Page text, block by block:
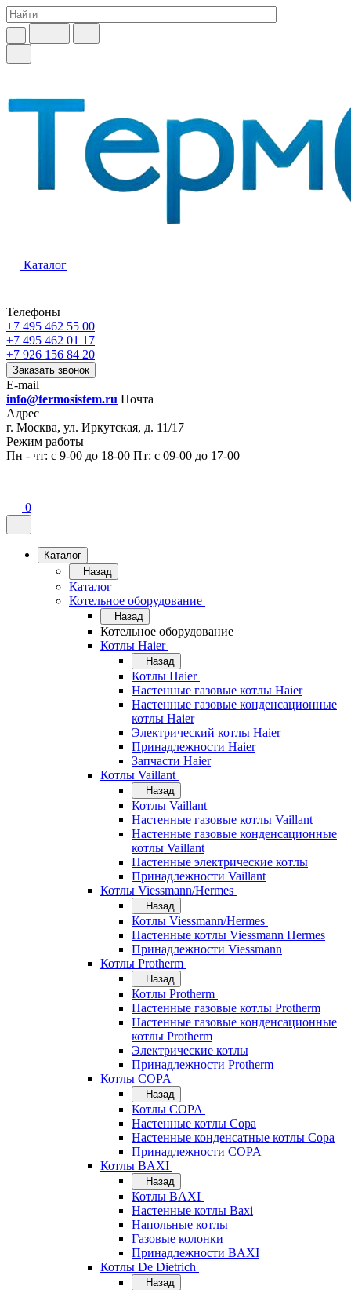
Каталог
Телефоны
+7 495 462 55 00
+7 495 462 01 17
+7 926 156 84 20
Заказать звонок
E-mail
info@termosistem.ru Почта
Адрес
г. Москва, ул. Иркутская, д. 11/17
Режим работы
Пн - чт: с 9-00 до 18-00 Пт: с 09-00 до 17-00
0
Каталог
Назад
Каталог
Котельное оборудование
Назад
Котельное оборудование
Котлы Haier
Назад
Котлы Haier
Настенные газовые котлы Haier
Настенные газовые конденсационные
котлы Haier
Электрический котлы Haier
Принадлежности Haier
Запчасти Haier
Котлы Vaillant
Назад
Котлы Vaillant
Настенные газовые котлы Vaillant
Настенные газовые конденсационные
котлы Vaillant
Настенные электрические котлы
Принадлежности Vaillant
Котлы Viessmann/Hermes
Назад
Котлы Viessmann/Hermes
Настенные котлы Viessmann Hermes
Принадлежности Viessmann
Котлы Protherm
Назад
Котлы Protherm
Настенные газовые котлы Protherm
Настенные газовые конденсационные
котлы Protherm
Электрические котлы
Принадлежности Protherm
Котлы COPA
Назад
Котлы COPA
Настенные котлы Copa
Настенные конденсатные котлы Copa
Принадлежности COPA
Котлы BAXI
Назад
Котлы BAXI
Настенные котлы Baxi
Напольные котлы
Газовые колонки
Принадлежности BAXI
Котлы De Dietrich
Назад